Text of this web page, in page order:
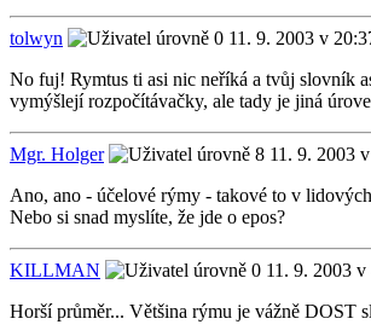
tolwyn
11. 9. 2003 v
No fuj! Rymtus ti asi nic neříká a tvůj slovník
vymýšlejí rozpočítávačky, ale tady je jiná
Mgr. Holger
11. 9. 2003
Ano, ano - účelové rýmy - takové to v
Nebo si snad myslíte, že jde o epos?
KILLMAN
11. 9. 2003
Horší průměr... Většina rýmu je vážně DOST